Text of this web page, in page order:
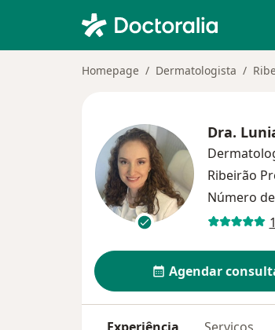
Homepage Dermatologista
Dra.
Ribeirão
Número
Agendar